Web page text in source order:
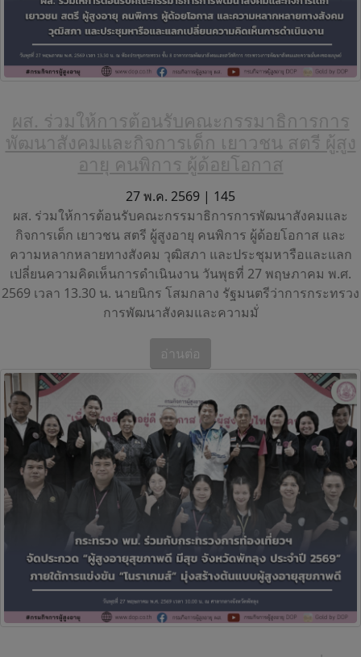
ผส. ร่วมให้การต้อนรับคณะกรรมาธิการการ
พัฒนาสังคมและกิจการเด็ก เยาวชน สตรี ผู้สูง
อายุ คนพิการ ผู้ด้อยโอกาส
27 พ.ค. 2569 | 145
ผส. ร่วมให้การต้อนรับคณะกรรมาธิการการพัฒนาสังคมและ
กิจการเด็ก เยาวชน สตรี ผู้สูงอายุ คนพิการ ผู้ด้อยโอกาส และ
ความหลากหลายทางสังคม วุฒิสภา และประชุมหารือและแลก
เปลี่ยนความคิดเห็นการดำเนินงาน วันพุธที่ 27 พฤษภาคม พ.ศ.
2569 เวลา 13.30 น. นายนิกร โสมกลาง รัฐมนตรีว่าการกระทรวง
การพัฒนาสังคมและความมั่
อ่านต่อ